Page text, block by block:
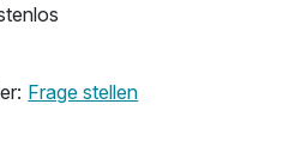
Frage stellen